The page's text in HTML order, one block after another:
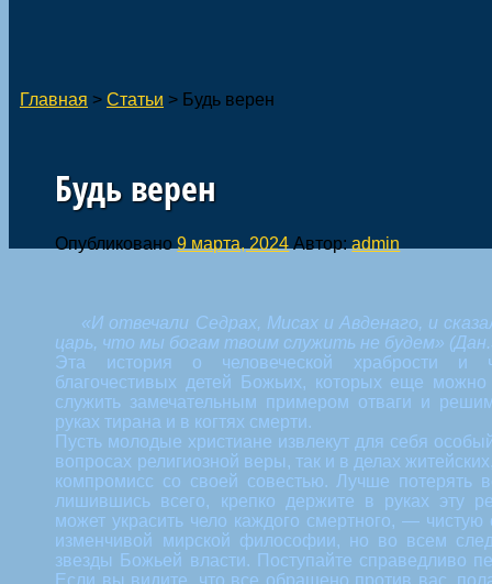
Главная > Статьи > Будь верен
Будь верен
Опубликовано9 марта, 2024 Автор:admin
«И отвечали Седрах, Мисах и Авденаго, и
царь, что мы богам твоим служить не будем»
Эта история о человеческой храбрости и
благочестивых детей Божьих, которых еще
служить замечательным примером отваги и
руках тирана и в когтях смерти.
Пусть молодые христиане извлекут для себя
вопросах религиозной веры, так и в делах
компромисс со своей совестью. Лучше потерять
лишившись всего, крепко держите в руках эту
может украсить чело каждого смертного, —
изменчивой мирской философии, но во всем
звезды Божьей власти. Поступайте справедливо
Если вы видите, что все обращено против вас,